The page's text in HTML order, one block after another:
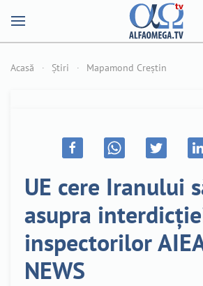
Acasă Știri Mapamond Creștin
UE cere Iranului
asupra
inspectorilor
NEWS